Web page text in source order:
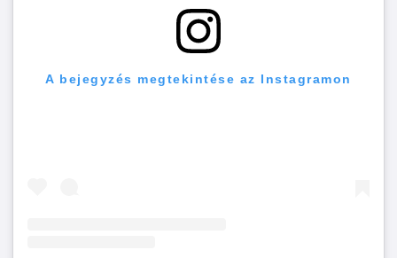
A bejegyzés megtekintése az Instagramon